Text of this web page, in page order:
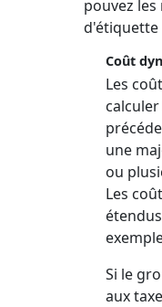
pouvez
d'étiquette
Coût
Les
une
ou
Les
Si le
aux